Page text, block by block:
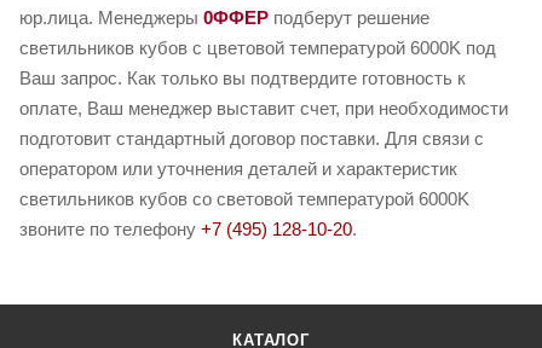
юр.лица. Менеджеры 0ФФЕР подберут решение
светильников кубов с цветовой температурой 6000K под
Ваш запрос. Как только вы подтвердите готовность к
оплате, Ваш менеджер выставит счет, при необходимости
подготовит стандартный договор поставки. Для связи с
оператором или уточнения деталей и характеристик
светильников кубов со световой температурой 6000K
звоните по телефону +7 (495) 128-10-20.
КАТАЛОГ